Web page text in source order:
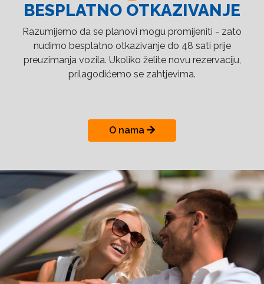
BESPLATNO OTKAZIVANJE
Razumijemo da se planovi mogu promijeniti - zato
nudimo besplatno otkazivanje do 48 sati prije
preuzimanja vozila. Ukoliko želite novu rezervaciju,
prilagodićemo se zahtjevima.
O nama